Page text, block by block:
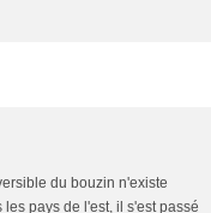
du bouzin n'existe
pays de l'est, il s'est passé